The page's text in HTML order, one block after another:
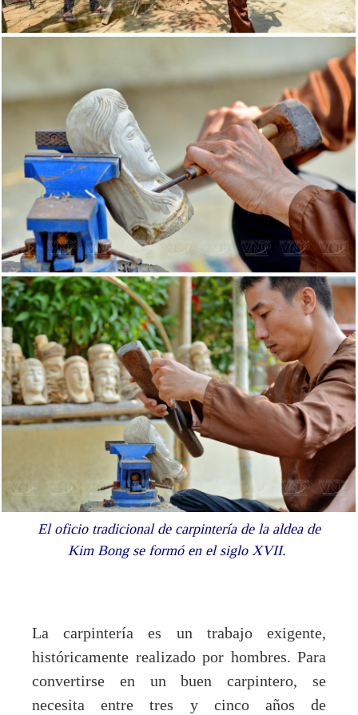
El oficio tradicional de carpintería de la aldea de
Kim Bong se formó en el siglo XVII.
La carpintería es un trabajo exigente,
históricamente realizado por hombres. Para
convertirse en un buen carpintero, se
necesita entre tres y cinco años de